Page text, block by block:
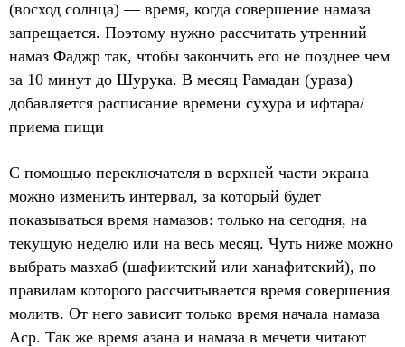
(восход солнца) — время, когда совершение намаза
запрещается. Поэтому нужно рассчитать утренний
намаз Фаджр так, чтобы закончить его не позднее чем
за 10 минут до Шурука. В месяц Рамадан (ураза)
добавляется расписание времени сухура и ифтара/
приема пищи
С помощью переключателя в верхней части экрана
можно изменить интервал, за который будет
показываться время намазов: только на сегодня, на
текущую неделю или на весь месяц. Чуть ниже можно
выбрать мазхаб (шафиитский или ханафитский), по
правилам которого рассчитывается время совершения
молитв. От него зависит только время начала намаза
Аср. Так же время азана и намаза в мечети читают